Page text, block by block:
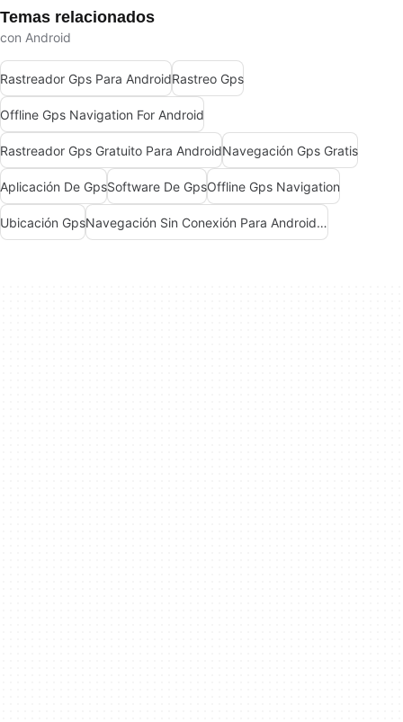
Temas relacionados
con Android
Rastreador Gps Para AndroidRastreo Gps
Offline Gps Navigation For Android
Rastreador Gps Gratuito Para AndroidNavegación Gps Gratis
Aplicación De GpsSoftware De GpsOffline Gps Navigation
Ubicación Gps Navegación Sin Conexión Para Android Gratis